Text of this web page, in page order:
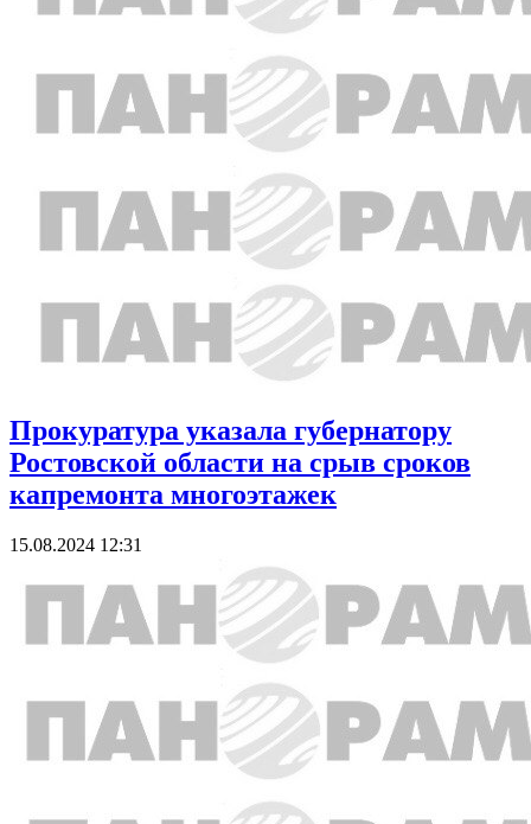
Прокуратура указала губернатору
Ростовской области на срыв сроков
капремонта многоэтажек
15.08.2024 12:31